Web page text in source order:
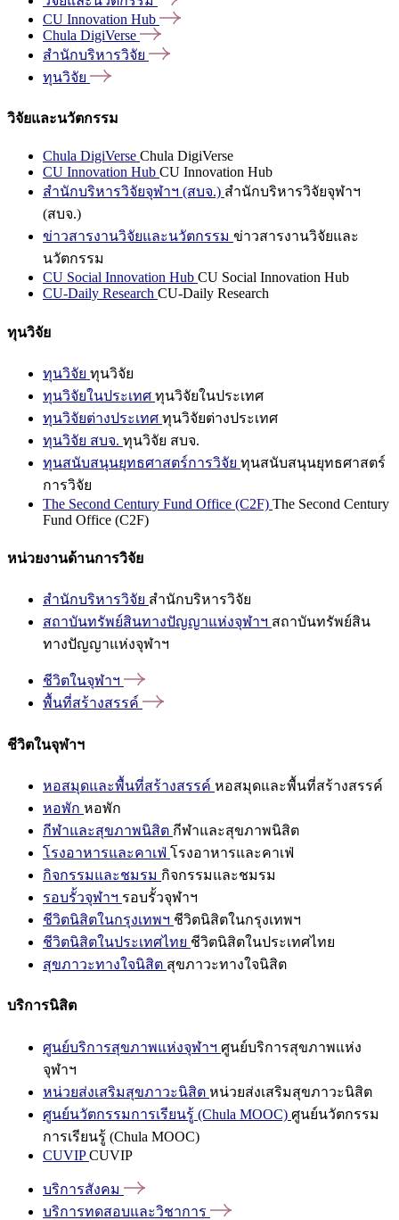
CU Innovation Hub
Chula DigiVerse
สำนักบริหารวิจัย
ทุนวิจัย
วิจัยและนวัตกรรม
Chula DigiVerse Chula DigiVerse
CU Innovation Hub CU Innovation Hub
สำนักบริหารวิจัยจุฬาฯ (สบจ.) สำนักบริหารวิจัยจุฬาฯ
(สบจ.)
ข่าวสารงานวิจัยและนวัตกรรม ข่าวสารงานวิจัยและ
นวัตกรรม
CU Social Innovation Hub CU Social Innovation Hub
CU-Daily Research CU-Daily Research
ทุนวิจัย
ทุนวิจัย ทุนวิจัย
ทุนวิจัยในประเทศ ทุนวิจัยในประเทศ
ทุนวิจัยต่างประเทศ ทุนวิจัยต่างประเทศ
ทุนวิจัย สบจ. ทุนวิจัย สบจ.
ทุนสนับสนุนยุทธศาสตร์การวิจัย ทุนสนับสนุนยุทธศาสตร์
การวิจัย
The Second Century Fund Office (C2F) The Second Century
Fund Office (C2F)
หน่วยงานด้านการวิจัย
สำนักบริหารวิจัย สำนักบริหารวิจัย
สถาบันทรัพย์สินทางปัญญาแห่งจุฬาฯ สถาบันทรัพย์สิน
ทางปัญญาแห่งจุฬาฯ
ชีวิตในจุฬาฯ
พื้นที่สร้างสรรค์
ชีวิตในจุฬาฯ
หอสมุดและพื้นที่สร้างสรรค์ หอสมุดและพื้นที่สร้างสรรค์
หอพัก หอพัก
กีฬาและสุขภาพนิสิต กีฬาและสุขภาพนิสิต
โรงอาหารและคาเฟ่ โรงอาหารและคาเฟ่
กิจกรรมและชมรม กิจกรรมและชมรม
รอบรั้วจุฬาฯ รอบรั้วจุฬาฯ
ชีวิตนิสิตในกรุงเทพฯ ชีวิตนิสิตในกรุงเทพฯ
ชีวิตนิสิตในประเทศไทย ชีวิตนิสิตในประเทศไทย
สุขภาวะทางใจนิสิต สุขภาวะทางใจนิสิต
บริการนิสิต
ศูนย์บริการสุขภาพแห่งจุฬาฯ ศูนย์บริการสุขภาพแห่ง
จุฬาฯ
หน่วยส่งเสริมสุขภาวะนิสิต หน่วยส่งเสริมสุขภาวะนิสิต
ศูนย์นวัตกรรมการเรียนรู้ (Chula MOOC) ศูนย์นวัตกรรม
การเรียนรู้ (Chula MOOC)
CUVIPCUVIP
บริการสังคม
บริการทดสอบและวิชาการ